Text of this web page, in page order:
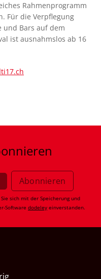
Rahmenprogramm
Für die Verpflegung
und Bars auf dem
ist ausnahmslos ab 16
sich mit der Speicherung und
Software dodeley einverstanden.